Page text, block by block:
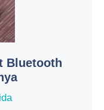
Bluetooth